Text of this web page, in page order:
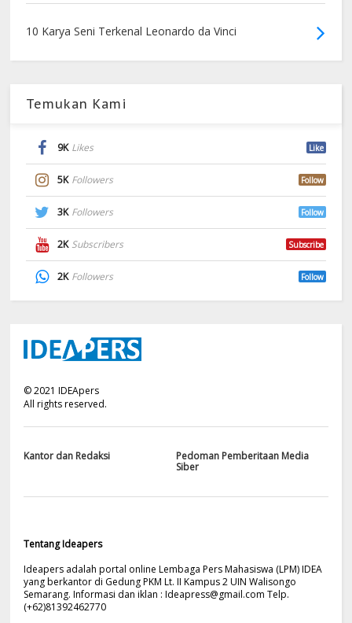
10 Karya Seni Terkenal Leonardo da Vinci
Temukan Kami
9K Likes Like
5K Followers Follow
3K Followers Follow
2K Subscribers Subscribe
2K Followers Follow
©2021 IDEApers
All rights reserved.
Kantor dan Redaksi
Pedoman Pemberitaan Media
Siber
Tentang Ideapers
Ideapers adalah portal online Lembaga Pers Mahasiswa (LPM) IDEA
yang berkantor di Gedung PKM Lt. II Kampus 2 UIN Walisongo
Semarang. Informasi dan iklan :Ideapress@gmail.com Telp.
(+62)81392462770